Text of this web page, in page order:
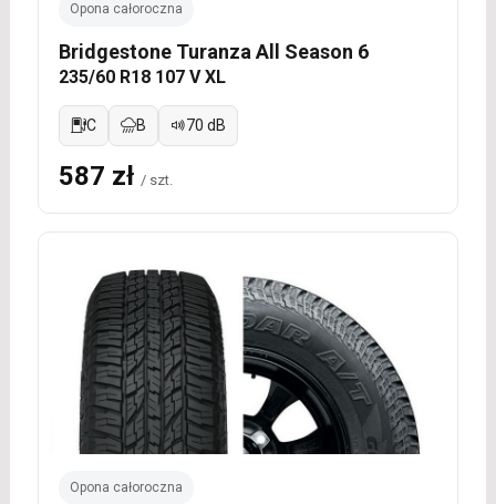
Opona całoroczna
Bridgestone Turanza All Season 6
235/60 R18 107 V XL
C B 70 dB
587 zł / szt.
Opona całoroczna